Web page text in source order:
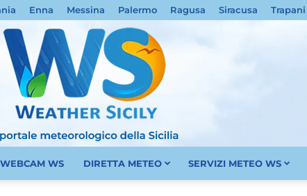
Enna Messina Palermo Ragusa Siracusa Trapani
WEBCAM WS DIRETTA METEO SERVIZI METEO WS